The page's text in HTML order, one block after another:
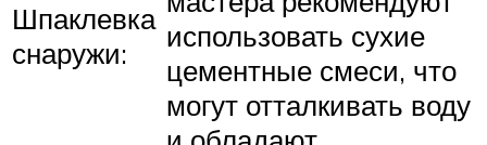
Шпаклевка
снаружи:
использовать сухие
цементные смеси, что
могут отталкивать воду